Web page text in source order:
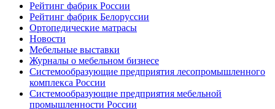
Рейтинг фабрик России
Рейтинг фабрик Белоруссии
Ортопедические матрасы
Новости
Мебельные выставки
Журналы о мебельном бизнесе
Системообразующие предприятия лесопромышленного
комплекса России
Системообразующие предприятия мебельной
промышленности России